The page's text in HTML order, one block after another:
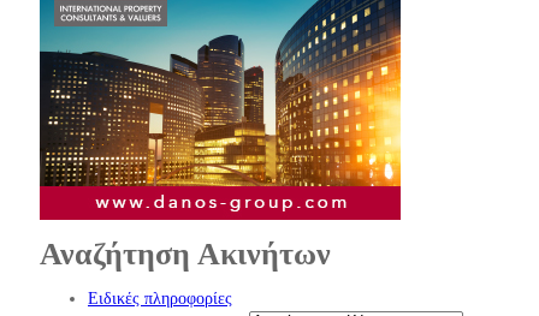
Αναζήτηση Ακινήτων
Ειδικές πληροφορίες